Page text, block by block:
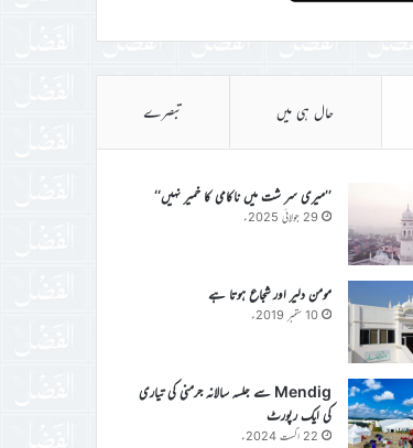
حال ہی میں تبصرے
’’میری سر شت میں ناکامی کا خمیر نہیں‘‘
29 جولائی 2025ء
مومن دلیر اور شجاع ہوتا ہے
10 ستمبر 2019ء
Mendig سے جلسہ سالانہ جرمنی کی تیاری
کی ایک رپورٹ
22 اگست 2024ء